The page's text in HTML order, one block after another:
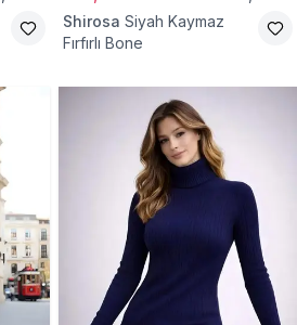
Shirosa Siyah Kaymaz
Fırfırlı Bone